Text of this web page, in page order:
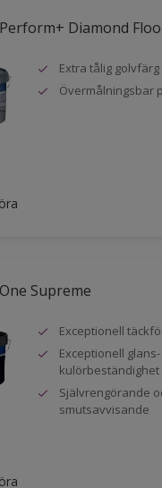
Diamond
Extra tålig golvfärg
Övermålningsbar
Supreme
Exceptionell
Exceptionell
kulörbeständighet
Självrengörande
smutsavvisande